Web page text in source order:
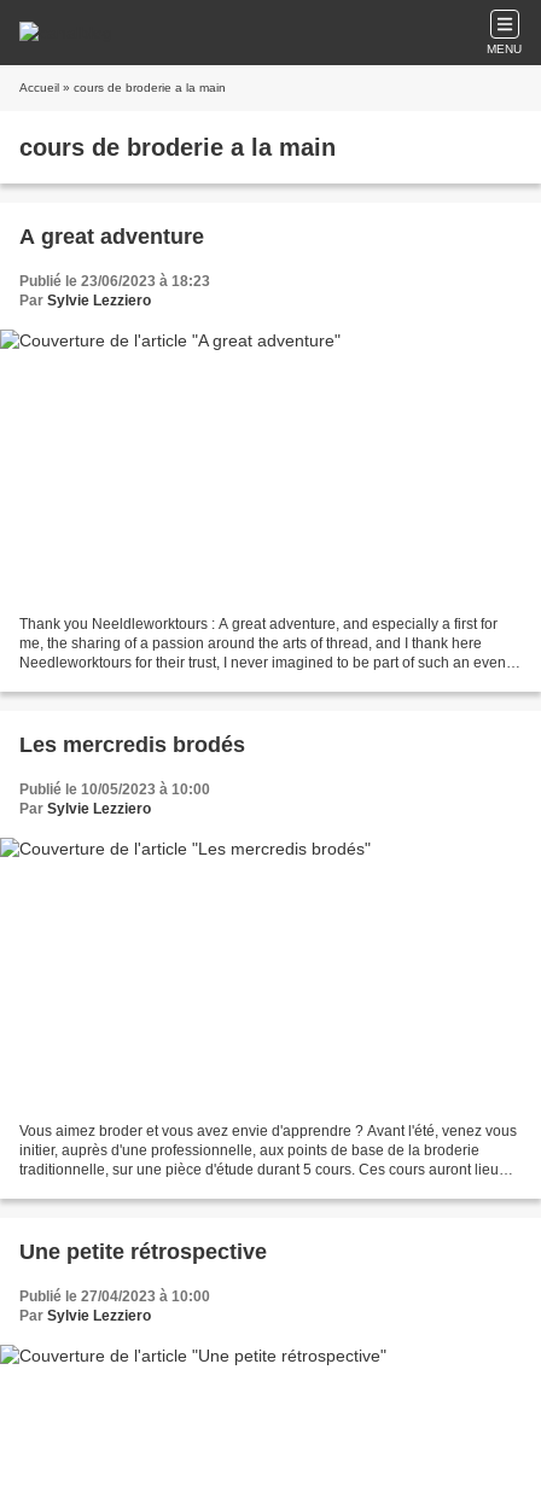
MENU
Accueil » cours de broderie a la main
cours de broderie a la main
A great adventure
Publié le 23/06/2023 à 18:23
Par Sylvie Lezziero
Thank you Neeldleworktours : A great adventure, and especially a first for
me, the sharing of a passion around the arts of thread, and I thank here
Needleworktours for their trust, I never imagined to be part of such an event
Les mercredis brodés
Publié le 10/05/2023 à 10:00
Par Sylvie Lezziero
Vous aimez broder et vous avez envie d'apprendre ? Avant l'été, venez vous
initier, auprès d'une professionnelle, aux points de base de la broderie
traditionnelle, sur une pièce d'étude durant 5 cours. Ces cours auront lieu
Une petite rétrospective
Publié le 27/04/2023 à 10:00
Par Sylvie Lezziero